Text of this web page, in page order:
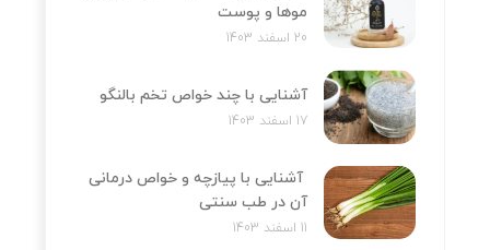
موها و پوست
20 اسفند 1403
آشنایی با چند خواص تخم بالنگو
17 اسفند 1403
آشنایی با پیازچه و خواص درمانی
آن در طب سنتی
11 اسفند 1403